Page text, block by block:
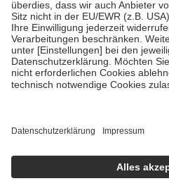
mit Ausnahme der Fahrkosten
• Untersuchungen zur Vorsorge
GKV getragen werden
• empfohlenen Schutzimpfungen
• Harn- und Blutteststreifen
getroffen, um sicherzustellen, dass
https://help.etrusted.com/hc/de/